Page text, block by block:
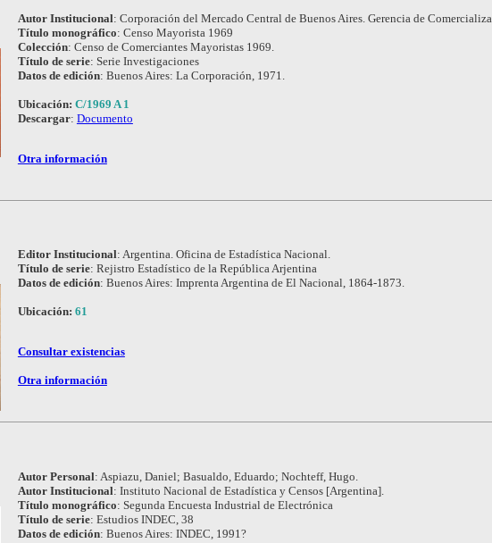
Autor Institucional: Corporación del Mercado Central de Buenos Aires. Gerencia de
Título monográfico: Censo Mayorista 1969
Colección: Censo de Comerciantes Mayoristas 1969.
Título de serie: Serie Investigaciones
Datos de edición: Buenos Aires: La Corporación, 1971.
Ubicación: C/1969 A 1
Descargar: Documento
Otra información
Editor Institucional: Argentina. Oficina de Estadística Nacional.
Título de serie: Rejistro Estadístico de la República Arjentina
Datos de edición: Buenos Aires: Imprenta Argentina de El Nacional, 1864-1873.
Ubicación: 61
Consultar existencias
Otra información
Autor Personal: Aspiazu, Daniel; Basualdo, Eduardo; Nochteff, Hugo.
Autor Institucional: Instituto Nacional de Estadística y Censos [Argentina].
Título monográfico: Segunda Encuesta Industrial de Electrónica
Título de serie: Estudios INDEC, 38
Datos de edición: Buenos Aires: INDEC, 1991?